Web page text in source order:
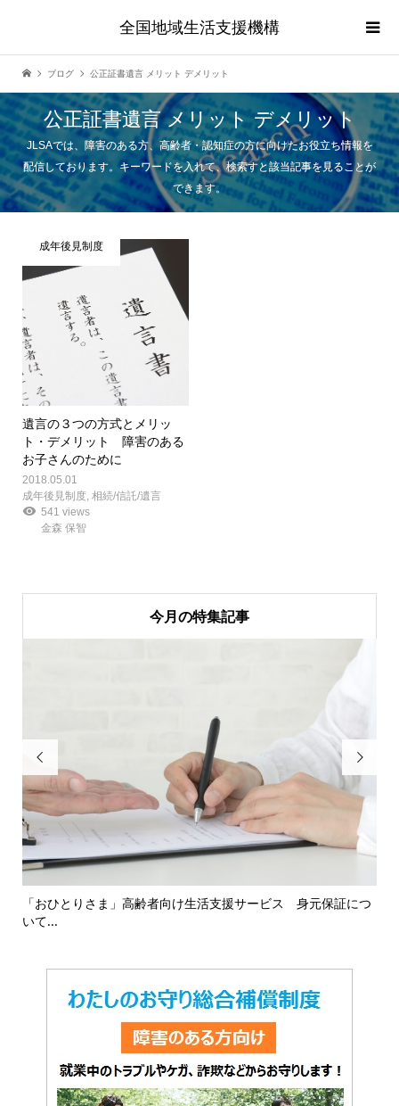
全国地域生活支援機構
ブログ 公正証書遺言 メリット デメリット
公正証書遺言 メリット デメリット
JLSAでは、障害のある方、高齢者・認知症の方に向けたお役立ち情報を
配信しております。キーワードを入れて、検索すと該当記事を見ることが
できます。
成年後見制度
遺言の３つの方式とメリッ
ト・デメリット 障害のある
お子さんのために
2018.05.01
成年後見制度, 相続/信託/遺言
541 views
金森 保智
今月の特集記事

「おひとりさま」高齢者向け生活支援サービス 身元保証につ
いて...
